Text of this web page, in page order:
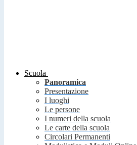
Scuola
Panoramica
Presentazione
I luoghi
Le persone
I numeri della scuola
Le carte della scuola
Circolari Permanenti